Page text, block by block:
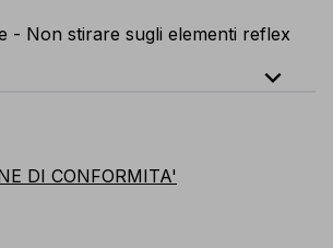
- Non stirare sugli elementi reflex
expand_less
DI CONFORMITA'